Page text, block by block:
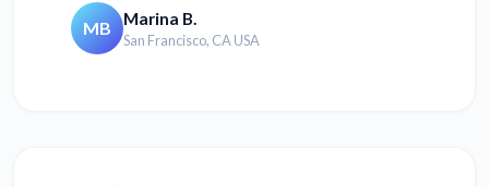
MB Marina B.
San Francisco, CA USA